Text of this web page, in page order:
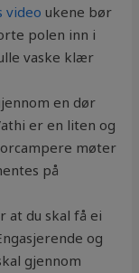
video ukene bør
polen inn i
vaske klær
en dør
er en liten og
møter
på
at du skal få ei
og
gjennom